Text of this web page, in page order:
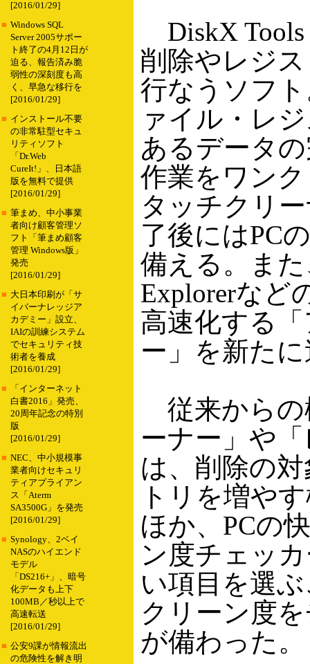
[2016/01/29]
■ Windows SQL
Server 2005サポー
ト終了の4月12日が
迫る、報告済み脆
弱性の深刻度も高
く、早急な移行を
[2016/01/29]
■ インストール不要
の非常駐型セキュ
リティソフト
「Dr.Web
CureIt!」、日本語
版を無料で提供
[2016/01/29]
■ 筆まめ、中小事業
者向け顧客管理ソ
フト「筆まめ顧客
管理 Windows版」
発売
[2016/01/29]
■ 大日本印刷が「サ
イバーナレッジア
カデミー」設立、
IAIの訓練システム
でセキュリティ技
術者を養成
[2016/01/29]
■
「インターネット
白書2016」発売、
20周年記念の特別
版
[2016/01/29]
■ NEC、中小規模事
業者向けセキュリ
ティアプライアン
ス「Aterm
SA3500G」を発売
[2016/01/29]
■ Synology、2ベイ
NASのハイエンド
モデル
「DS216+」、暗号
化データも上下
100MB／秒以上で
高速転送
[2016/01/29]
■ 公安9課が情報流出
の危険性を解き明
DiskX Tools
削除やレジ
行なうソフ
ァイル・レ
あるデータ
作業をワン
タッチクリ
了後にはPC
備える。また
Explorerなど
高速化する
ー」を新た
従来からの
ーナー」や
は、削除の
トリを増や
ほか、PCの
ン度チェッ
い項目を選
クリーン度
が備わった。